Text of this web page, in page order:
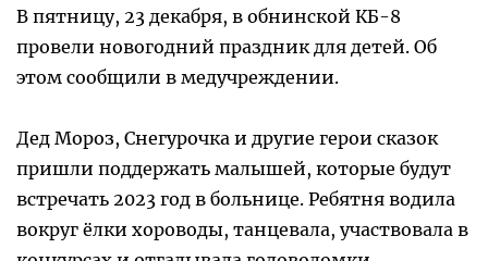
В пятницу, 23 декабря, в обнинской КБ-8
провели новогодний праздник для детей. Об
этом сообщили в медучреждении.
Дед Мороз, Снегурочка и другие герои сказок
пришли поддержать малышей, которые будут
встречать 2023 год в больнице. Ребятня водила
вокруг ёлки хороводы, танцевала, участвовала в